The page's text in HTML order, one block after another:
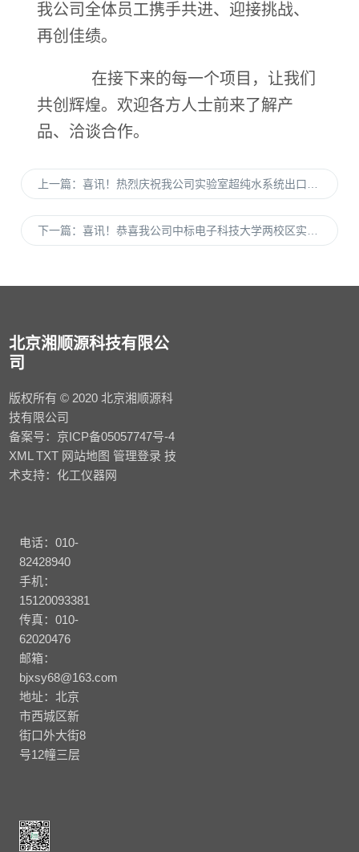
我公司全体员工携手共进、迎接挑战、
再创佳绩。
在接下来的每一个项目，让我们
共创辉煌。欢迎各方人士前来了解产
品、洽谈合作。
上一篇：喜讯！热烈庆祝我公司实验室超纯水系统出口墨西哥和印尼实验室
下一篇：喜讯！恭喜我公司中标电子科技大学两校区实验室废水处理系统建设采购项目
北京湘顺源科技有限公
司
版权所有 © 2020 北京湘顺源科
技有限公司
备案号： 京ICP备05057747号-4
XML TXT 网站地图 管理登录 技
术支持：化工仪器网
电话：010-
82428940
手机：
15120093381
传真：010-
62020476
邮箱：
bjxsy68@163.com
地址：北京
市西城区新
街口外大街8
号12幢三层